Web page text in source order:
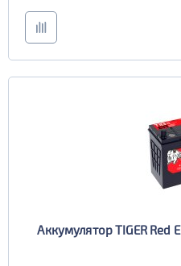
Аккумулятор TIGER Red